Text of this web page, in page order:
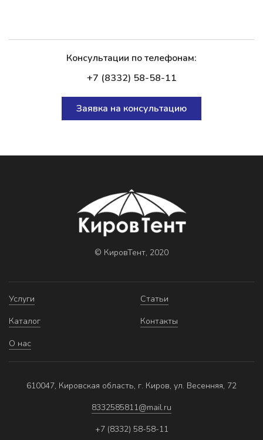
Консультации по телефонам:
+7 (8332) 58-58-11
Заявка на консультацию
© КировТент, 2020
Услуги
Каталог
О нас
Статьи
Контакты
610047, Кировская область, г. Киров, ул. Весенняя, 72
8332585811@mail.ru
+7 (8332) 58-58-11